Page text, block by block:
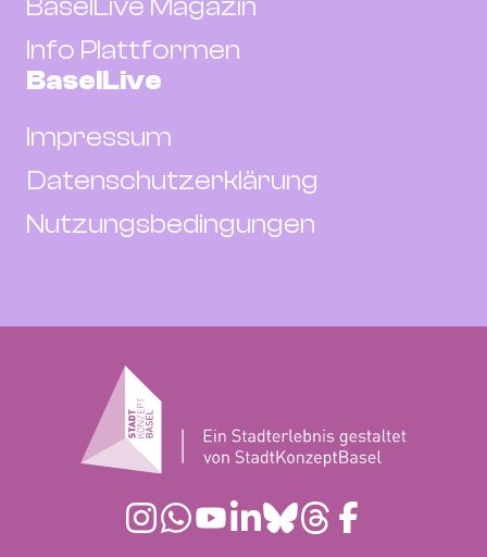
Info Plattformen
BaselLive
Impressum
Datenschutzerklärung
Nutzungsbedingungen